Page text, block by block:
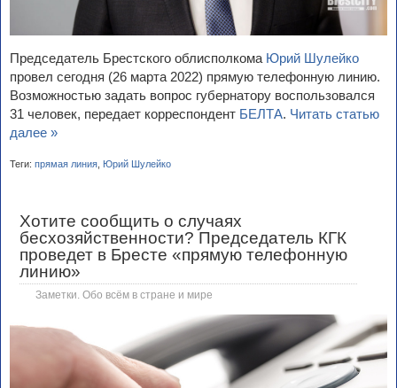
Председатель Брестского облисполкома Юрий Шулейко
провел сегодня (26 марта 2022) прямую телефонную линию.
Возможностью задать вопрос губернатору воспользовался
31 человек, передает корреспондент БЕЛТА. Читать статью
далее »
Теги: прямая линия Юрий Шулейко
Хотите сообщить о случаях
бесхозяйственности? Председатель КГК
проведет в Бресте «прямую телефонную
линию»
Заметки. Обо всём в стране и мире